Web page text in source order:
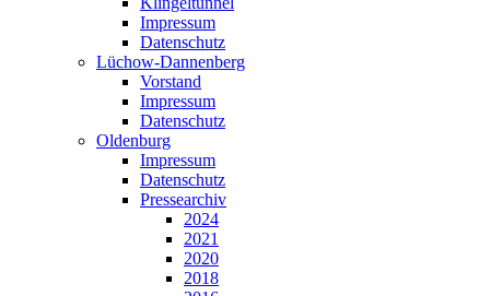
Impressum
Datenschutz
Lüchow-Dannenberg
Vorstand
Impressum
Datenschutz
Oldenburg
Impressum
Datenschutz
Pressearchiv
2024
2021
2020
2018